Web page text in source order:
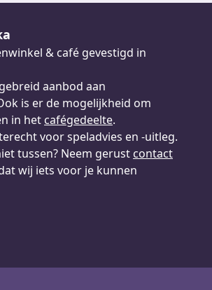
& café gevestigd in
aanbod aan
is er de mogelijkheid om
in het cafégedeelte.
voor speladvies en -uitleg.
tussen? Neem gerust contact
wij iets voor je kunnen